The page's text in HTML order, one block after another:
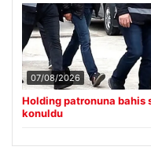
07/08/2026
Holding patronuna bahis
konuldu